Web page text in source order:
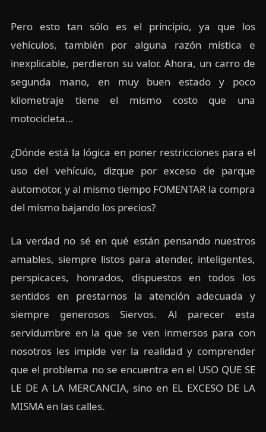
Pero esto tan sólo es el principio, ya que los
vehículos, también por alguna razón mística e
inexplicable, perdieron su valor. Ahora, un carro de
segunda mano, en muy buen estado y poco
kilometraje tiene el mismo costo que una
motocicleta…
¿Dónde está la lógica en poner restricciones para el
uso del vehículo, dizque por exceso de parque
automotor, y al mismo tiempo FOMENTAR la compra
del mismo bajando los precios?
La verdad no sé en qué están pensando nuestros
amables, siempre listos para atender, inteligentes,
perspicaces, honrados, dispuestos en todos los
sentidos en prestarnos la atención adecuada y
siempre generosos Siervos. Al parecer esta
servidumbre en la que se ven inmersos para con
nosotros les impide ver la realidad y comprender
que el problema no se encuentra en el USO QUE SE
LE DE A LA MERCANCIA, sino en EL EXCESO DE LA
MISMA en las calles.